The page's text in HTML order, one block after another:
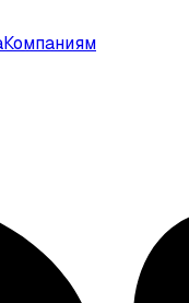
Компаниям